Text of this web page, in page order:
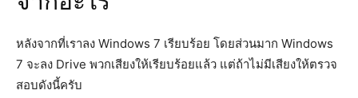
หลังจากที่เราลง Windows 7 เรียบร้อย โดยส่วนมาก Windows
7 จะลง Drive พวกเสียงให้เรียบร้อยแล้ว แต่ถ้าไม่มีเสียงให้ตรวจ
สอบดังนี้ครับ